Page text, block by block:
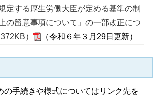
定する厚生労働大臣が定める基準の制
の留意事項について」の一部改正につ
）
（令和６年３月29日更新）
の手続きや様式についてはリンク先を